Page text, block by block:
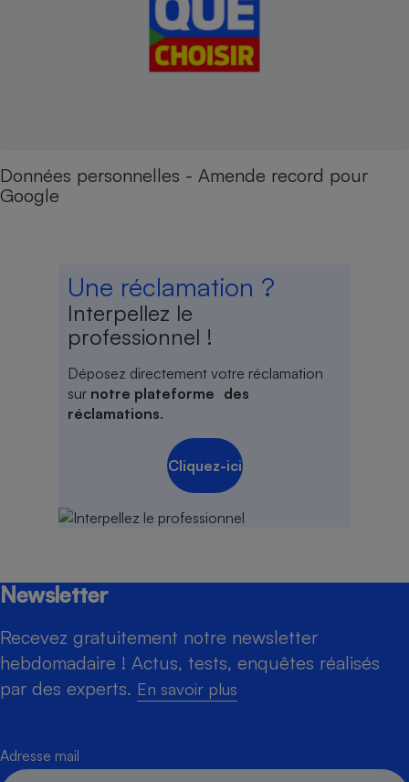
Données personnelles - Amende record pour
Google
Une réclamation ?
Interpellez le
professionnel !
Déposez directement votre réclamation
sur notre plateforme des
réclamations.
Cliquez-ici
Newsletter
Recevez gratuitement notre newsletter
hebdomadaire ! Actus, tests, enquêtes réalisés
par des experts. En savoir plus
Adresse mail